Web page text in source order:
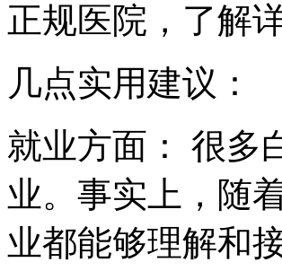
正规医院，了解
几点实用建议：
就业方面： 很多
业。事实上，随
业都能够理解和